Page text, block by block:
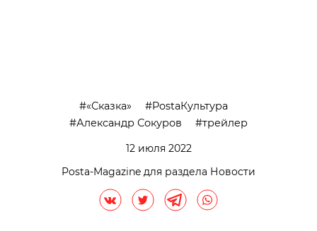
«Сказка»
PostaКультура
Александр Сокуров
трейлер
12 июля 2022
Posta-Magazine для раздела Новости